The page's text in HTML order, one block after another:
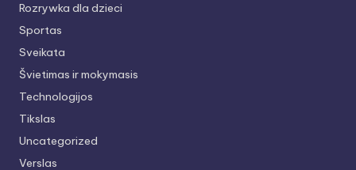
Rozrywka dla dzieci
Sportas
Sveikata
Švietimas ir mokymasis
Technologijos
Tikslas
Uncategorized
Verslas